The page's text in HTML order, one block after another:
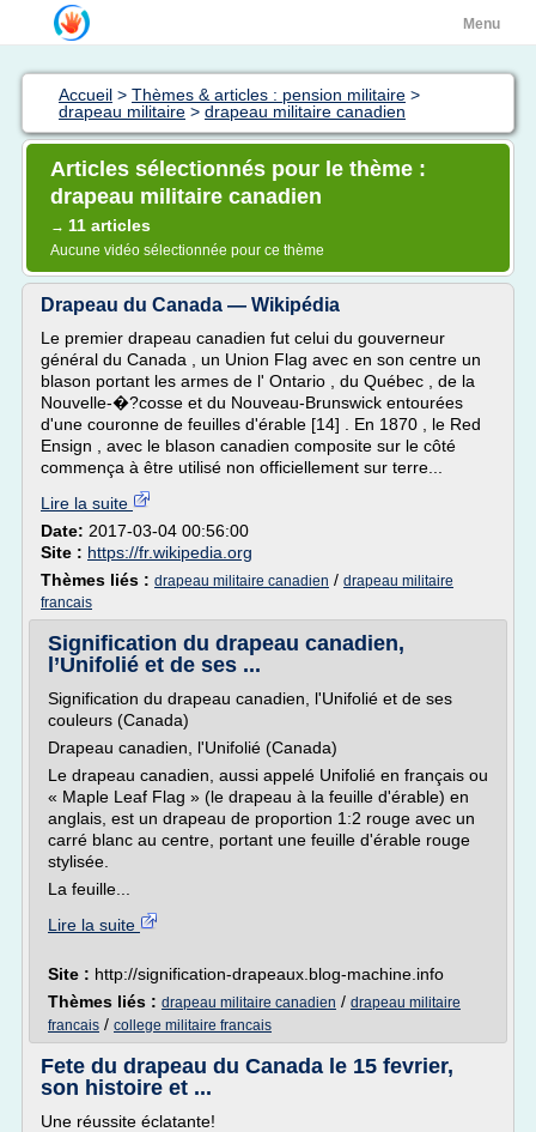
Menu
Accueil > Thèmes & articles : pension militaire >
drapeau militaire > drapeau militaire canadien
Articles sélectionnés pour le thème :
drapeau militaire canadien
→ 11 articles
Aucune vidéo sélectionnée pour ce thème
Drapeau du Canada — Wikipédia
Le premier drapeau canadien fut celui du gouverneur
général du Canada , un Union Flag avec en son centre un
blason portant les armes de l' Ontario , du Québec , de la
Nouvelle-�?cosse et du Nouveau-Brunswick entourées
d'une couronne de feuilles d'érable [14] . En 1870 , le Red
Ensign , avec le blason canadien composite sur le côté
commença à être utilisé non officiellement sur terre...
Lire la suite
Date: 2017-03-04 00:56:00
Site : https://fr.wikipedia.org
Thèmes liés : drapeau militaire canadien / drapeau militaire
francais
Signification du drapeau canadien,
l’Unifolié et de ses ...
Signification du drapeau canadien, l'Unifolié et de ses
couleurs (Canada)
Drapeau canadien, l'Unifolié (Canada)
Le drapeau canadien, aussi appelé Unifolié en français ou
« Maple Leaf Flag » (le drapeau à la feuille d'érable) en
anglais, est un drapeau de proportion 1:2 rouge avec un
carré blanc au centre, portant une feuille d'érable rouge
stylisée.
La feuille...
Lire la suite
Site : http://signification-drapeaux.blog-machine.info
Thèmes liés : drapeau militaire canadien / drapeau militaire
francais / college militaire francais
Fete du drapeau du Canada le 15 fevrier,
son histoire et ...
Une réussite éclatante!